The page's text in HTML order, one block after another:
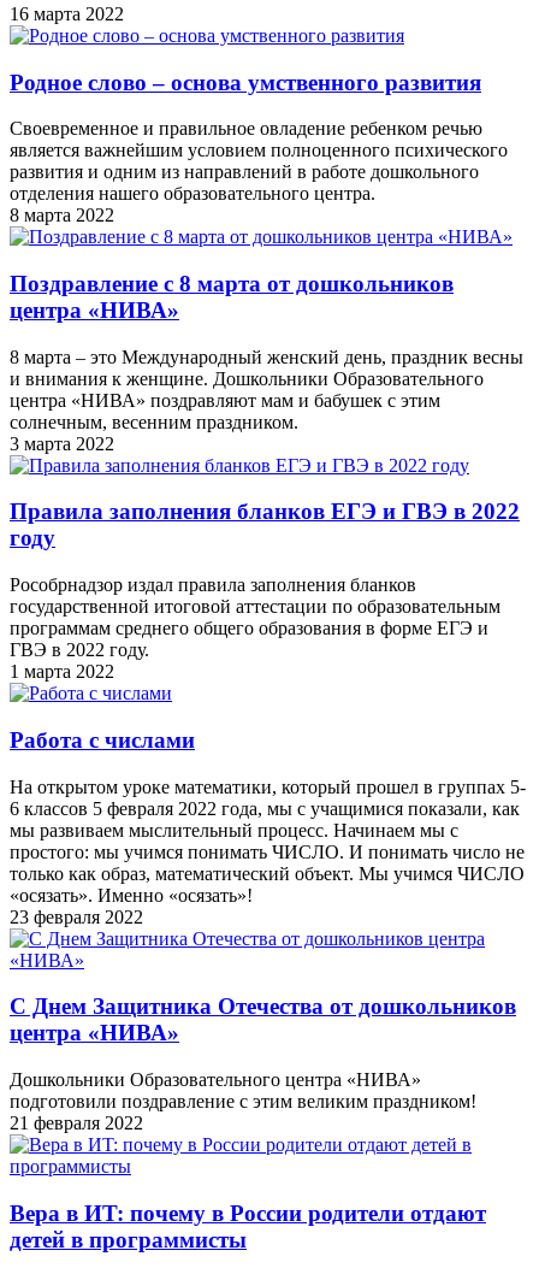
16 марта 2022
Родное слово – основа умственного развития
Своевременное и правильное овладение ребенком речью
является важнейшим условием полноценного психического
развития и одним из направлений в работе дошкольного
отделения нашего образовательного центра.
8 марта 2022
Поздравление с 8 марта от дошкольников
центра «НИВА»
8 марта – это Международный женский день, праздник весны
и внимания к женщине. Дошкольники Образовательного
центра «НИВА» поздравляют мам и бабушек с этим
солнечным, весенним праздником.
3 марта 2022
Правила заполнения бланков ЕГЭ и ГВЭ в 2022
году
Рособрнадзор издал правила заполнения бланков
государственной итоговой аттестации по образовательным
программам среднего общего образования в форме ЕГЭ и
ГВЭ в 2022 году.
1 марта 2022
Работа с числами
На открытом уроке математики, который прошел в группах 5-
6 классов 5 февраля 2022 года, мы с учащимися показали, как
мы развиваем мыслительный процесс. Начинаем мы с
простого: мы учимся понимать ЧИСЛО. И понимать число не
только как образ, математический объект. Мы учимся ЧИСЛО
«осязать». Именно «осязать»!
23 февраля 2022
С Днем Защитника Отечества от дошкольников
центра «НИВА»
Дошкольники Образовательного центра «НИВА»
подготовили поздравление с этим великим праздником!
21 февраля 2022
Вера в ИT: почему в России родители отдают
детей в программисты